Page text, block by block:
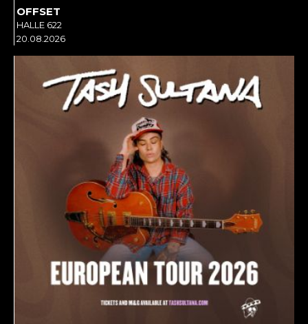
OFFSET
HALLE 622
20.08.2026